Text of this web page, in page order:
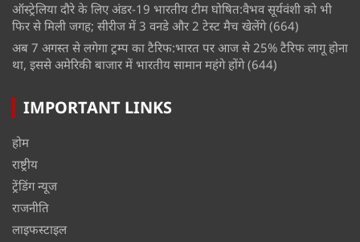
ऑस्ट्रेलिया दौरे के लिए अंडर-19 भारतीय टीम घोषित:वैभव सूर्यवंशी को भी
फिर से मिली जगह; सीरीज में 3 वनडे और 2 टेस्ट मैच खेलेंगे (664)
अब 7 अगस्त से लगेगा ट्रम्प का टैरिफ:भारत पर आज से 25% टैरिफ लागू होना
था, इससे अमेरिकी बाजार में भारतीय सामान महंगे होंगे (644)
IMPORTANT LINKS
होम
राष्ट्रीय
ट्रेंडिंग न्यूज
राजनीति
लाइफस्टाइल